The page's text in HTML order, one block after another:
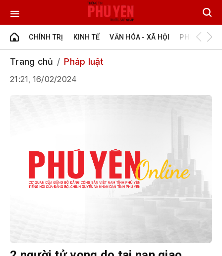
CHÍNH TRỊ KINH TẾ VĂN HÓA - XÃ HỘI PHÚ YÊN -
Trang chủ Pháp luật
21:21, 16/02/2024